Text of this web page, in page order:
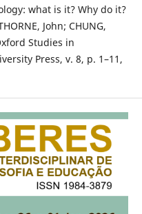
what is it? Why do it?
John; CHUNG,
Studies in
Press, v. 8, p. 1–11,